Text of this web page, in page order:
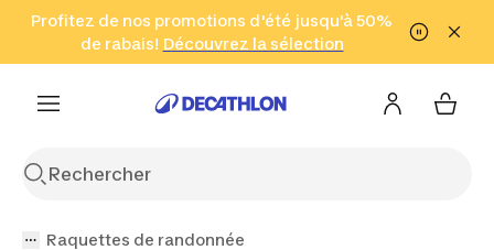
Aller à la recherche Aller au contenu Aller au pied de
Profitez de nos promotions d'été jusqu'à 50%
de rabais! Découvrez la sélection
Cliquez ici
en seulement 2 h!
(Zones sélectionnées)
Raquettes de randonnée